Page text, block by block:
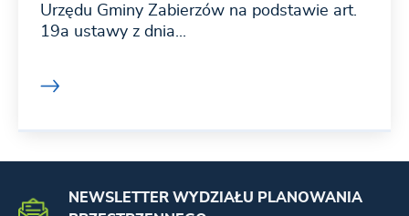
Urzędu Gminy Zabierzów na podstawie art.
19a ustawy z dnia...
NEWSLETTER WYDZIAŁU PLANOWANIA